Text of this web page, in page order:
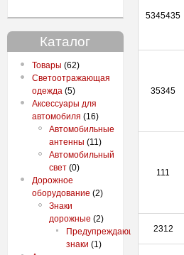
Каталог
Товары (62)
Светоотражающая
одежда (5)
Аксессуары для
автомобиля (16)
Автомобильные
антенны (11)
Автомобильный
свет (0)
Дорожное
оборудование (2)
Знаки
дорожные (2)
Предупреждающие
знаки (1)
5345435
35345
111
2312